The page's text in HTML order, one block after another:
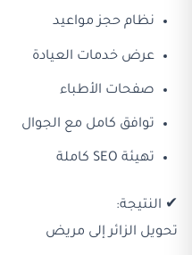
نظام حجز مواعيد
عرض خدمات العيادة
صفحات الأطباء
توافق كامل مع الجوال
تهيئة SEO كاملة
✔ النتيجة:
تحويل الزائر إلى مريض